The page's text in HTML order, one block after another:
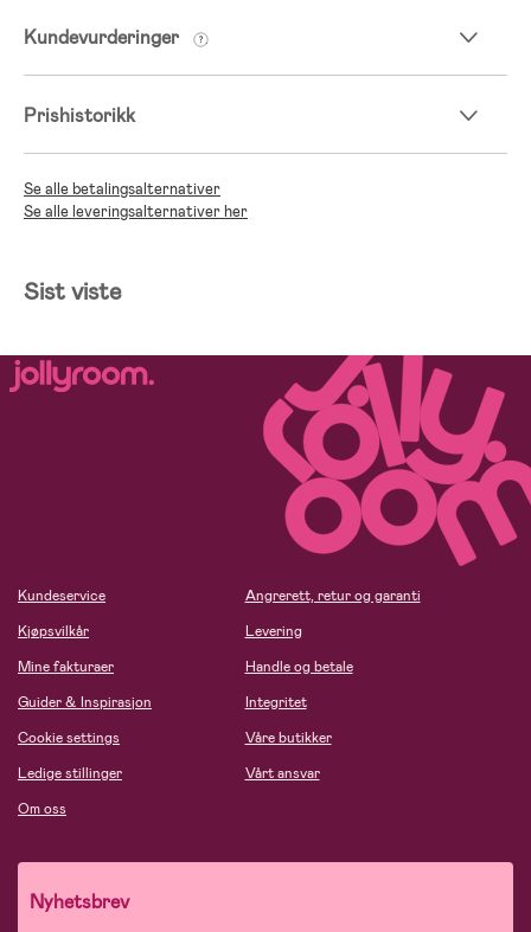
Kundevurderinger
Prishistorikk
Se alle betalingsalternativer
Se alle leveringsalternativer her
Sist viste
Kundeservice
Kjøpsvilkår
Mine fakturaer
Guider & Inspirasjon
Cookie settings
Ledige stillinger
Om oss
Angrerett, retur og garanti
Levering
Handle og betale
Integritet
Våre butikker
Vårt ansvar
Nyhetsbrev